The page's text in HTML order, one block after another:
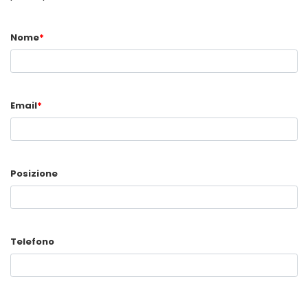
Nome*
Email*
Posizione
Telefono